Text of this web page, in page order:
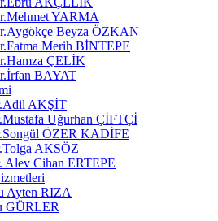
YARMA
Beyza ÖZKAN
Merih BİNTEPE
ÇELİK
BAYAT
AKŞİT
Uğurhan ÇİFTÇİ
ÖZER KADİFE
AKSÖZ
Alev Cihan ERTEPE
Ayten RIZA
GÜRLER